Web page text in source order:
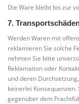
Die Ware bleibt bis zur
7.
Werden Waren mit
reklamieren Sie solche
nehmen Sie bitte
Reklamation oder
und deren
keinerlei
gegenüber dem